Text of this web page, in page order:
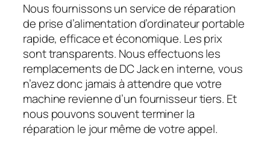
Nous fournissons un service de réparation
de prise d’alimentation d’ordinateur portable
rapide, efficace et économique. Les prix
sont transparents. Nous effectuons les
remplacements de DC Jack en interne, vous
n’avez donc jamais à attendre que votre
machine revienne d’un fournisseur tiers. Et
nous pouvons souvent terminer la
réparation le jour même de votre appel.